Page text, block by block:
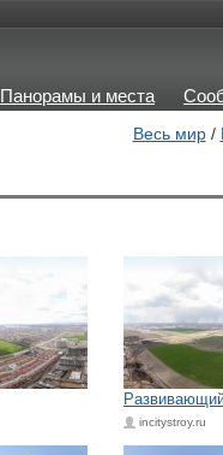
Панорамы и места
Весь мир/
incitystroy.ru